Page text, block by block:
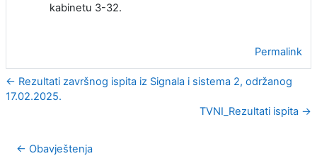
kabinetu 3-32.
Permalink
← Rezultati završnog ispita iz Signala i sistema 2, održanog
17.02.2025.
TVNI_Rezultati ispita →
← Obavještenja